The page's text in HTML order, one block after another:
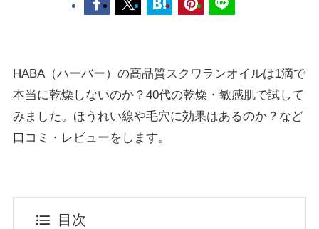
HABA（ハーバー）の高品質スクワランオイルは1滴で
本当に乾燥しないのか？40代の乾燥・敏感肌で試して
みました。ほうれい線や毛穴に効果はあるのか？など
口コミ・レビューをします。
目次